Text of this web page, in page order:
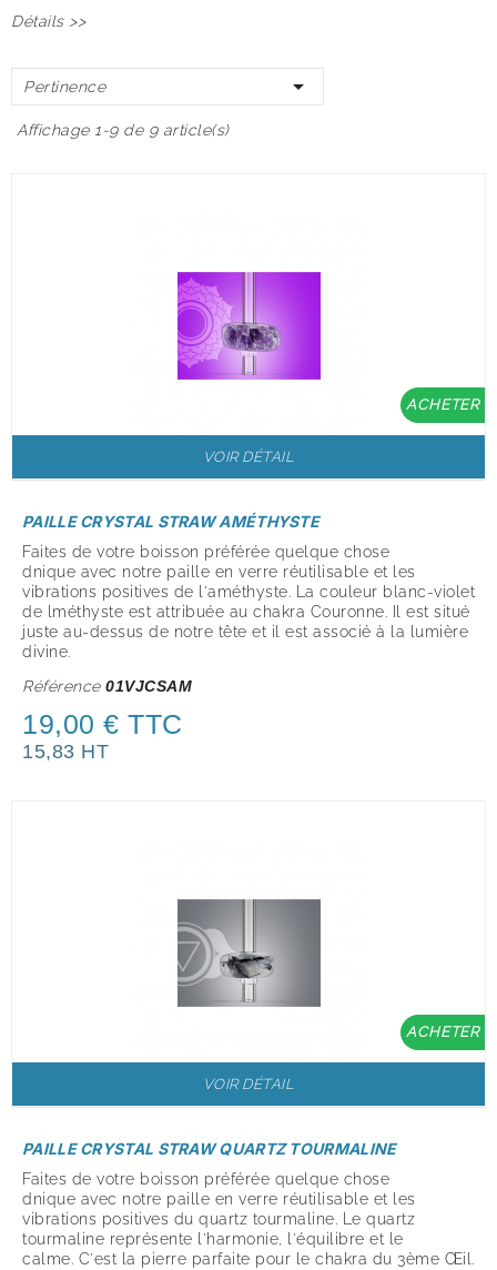
Détails >>
Pertinence 
Affichage 1-9 de 9 article(s)
ACHETER
VOIR DÉTAIL
PAILLE CRYSTAL STRAW AMÉTHYSTE
Faites de votre boisson préférée quelque chose
dnique avec notre paille en verre réutilisable et les
vibrations positives de l'améthyste. La couleur blanc-violet
de lméthyste est attribuée au chakra Couronne. Il est situé
juste au-dessus de notre tête et il est associé à la lumière
divine.
Référence 01VJCSAM
19,00 € TTC
15,83 HT
ACHETER
VOIR DÉTAIL
PAILLE CRYSTAL STRAW QUARTZ TOURMALINE
Faites de votre boisson préférée quelque chose
dnique avec notre paille en verre réutilisable et les
vibrations positives du quartz tourmaline. Le quartz
tourmaline représente l'harmonie, l'équilibre et le
calme. C'est la pierre parfaite pour le chakra du 3ème Œil.